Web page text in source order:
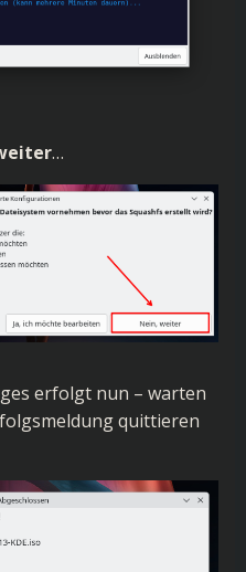
…
erfolgt nun – warten
quittieren